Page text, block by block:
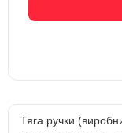
Тяга ручки